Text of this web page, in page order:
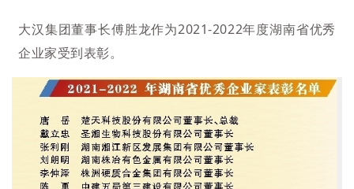
大汉集团董事长傅胜龙作为2021-2022年度湖南省优秀
企业家受到表彰。